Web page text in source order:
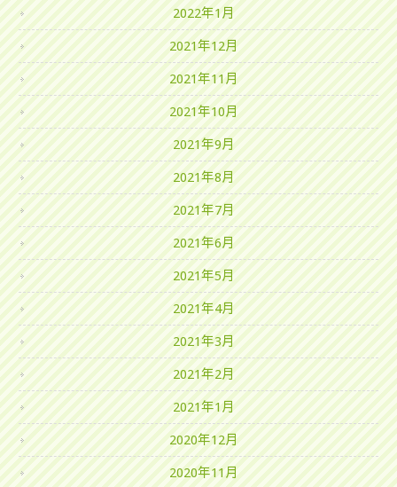
2022年1月
2021年12月
2021年11月
2021年10月
2021年9月
2021年8月
2021年7月
2021年6月
2021年5月
2021年4月
2021年3月
2021年2月
2021年1月
2020年12月
2020年11月